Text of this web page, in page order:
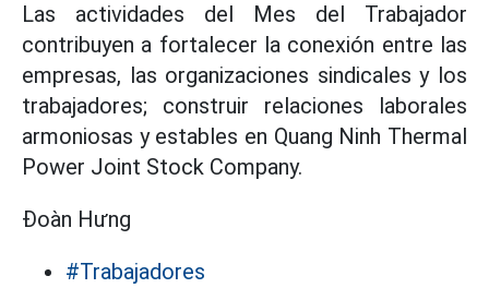
Las actividades del Mes del Trabajador
contribuyen a fortalecer la conexión entre las
empresas, las organizaciones sindicales y los
trabajadores; construir relaciones laborales
armoniosas y estables en Quang Ninh Thermal
Power Joint Stock Company.
Đoàn Hưng
#Trabajadores